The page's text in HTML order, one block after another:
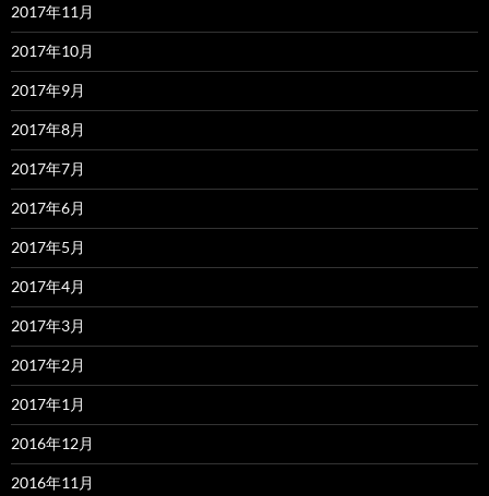
2017年11月
2017年10月
2017年9月
2017年8月
2017年7月
2017年6月
2017年5月
2017年4月
2017年3月
2017年2月
2017年1月
2016年12月
2016年11月